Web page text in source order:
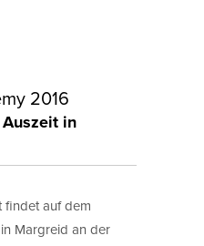
2016
in
findet auf dem
Margreid an der